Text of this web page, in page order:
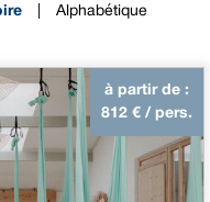
Alphabétique
à partir de :
812 € / pers.